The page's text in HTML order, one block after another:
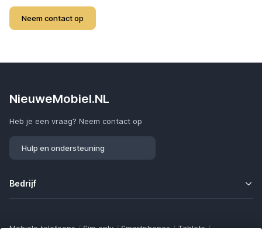
Neem contact op
NieuweMobiel.NL
Heb je een vraag? Neem contact op
Hulp en ondersteuning
Bedrijf
Mobiele telefoons / Sim only / Smartphones / Tablets /